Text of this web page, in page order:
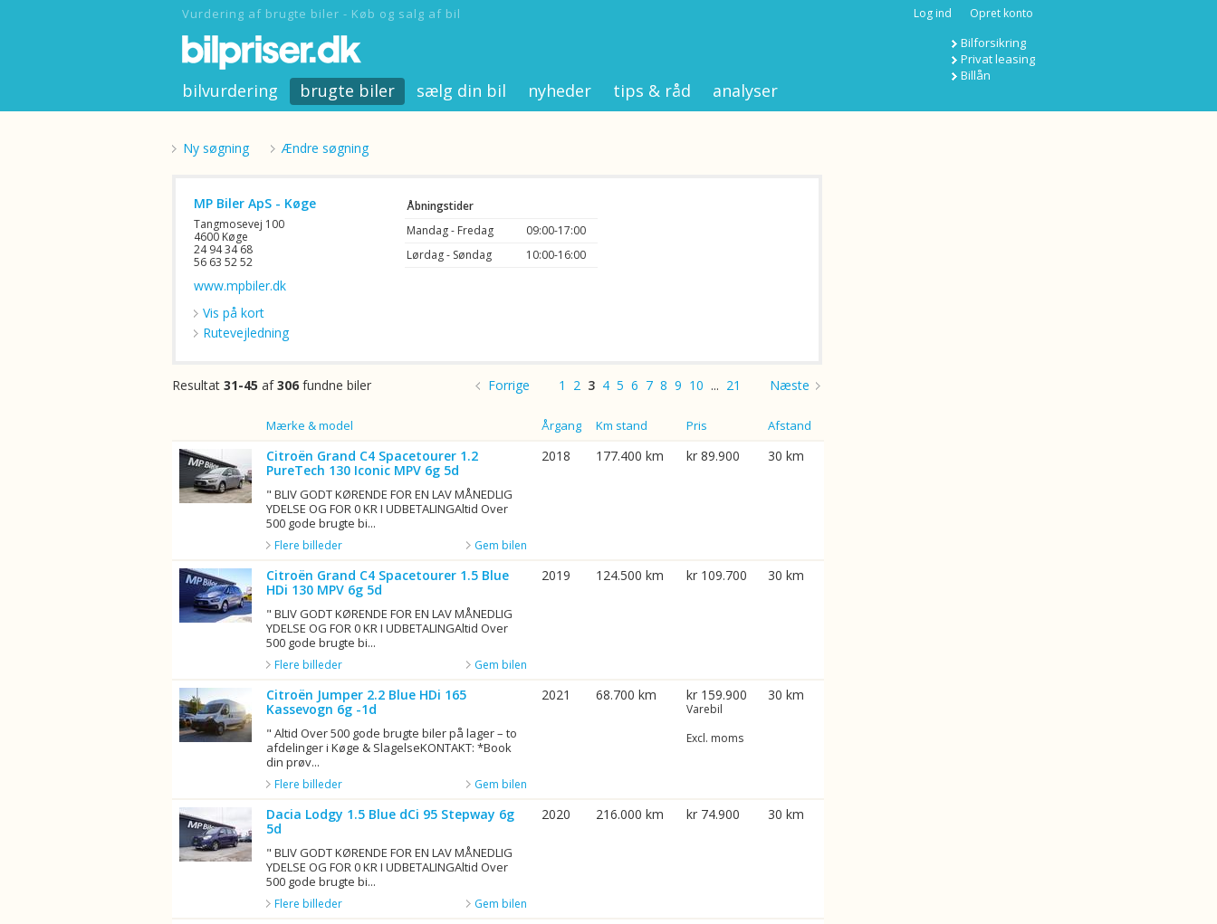
Vurdering af brugte biler - Køb og salg af bil Log ind Opret konto
Bilforsikring
Privat leasing
Billån
bilvurdering brugte biler sælg din bil nyheder tips & råd analyser
Ny søgning Ændre søgning
MP Biler ApS - Køge
Tangmosevej 100
4600 Køge
24 94 34 68
56 63 52 52
www.mpbiler.dk
Vis på kort
Rutevejledning
Åbningstider
Mandag - Fredag
09:00-17:00
Lørdag - Søndag
10:00-16:00
Forrige 1 2 3 4 5 6 7 8 9 10 ... 21 Næste
Resultat 31-45 af306 fundne biler
Mærke & model Årgang Km stand Pris Afstand
Citroën Grand C4 Spacetourer 1.2
PureTech 130 Iconic MPV 6g 5d
" BLIV GODT KØRENDE FOR EN LAV MÅNEDLIG
YDELSE OG FOR 0 KR I UDBETALINGAltid Over
500 gode brugte bi...
Gem bilen
Flere billeder
2018 177.400 km kr 89.900 30 km
Citroën Grand C4 Spacetourer 1.5 Blue
HDi 130 MPV 6g 5d
" BLIV GODT KØRENDE FOR EN LAV MÅNEDLIG
YDELSE OG FOR 0 KR I UDBETALINGAltid Over
500 gode brugte bi...
Gem bilen
Flere billeder
2019 124.500 km kr 109.700 30 km
Citroën Jumper 2.2 Blue HDi 165
Kassevogn 6g -1d
" Altid Over 500 gode brugte biler på lager – to
afdelinger i Køge & SlagelseKONTAKT: *Book
din prøv...
Gem bilen
Flere billeder
2021 68.700 km kr 159.900
Varebil
Excl. moms
30 km
Dacia Lodgy 1.5 Blue dCi 95 Stepway 6g
5d
" BLIV GODT KØRENDE FOR EN LAV MÅNEDLIG
YDELSE OG FOR 0 KR I UDBETALINGAltid Over
500 gode brugte bi...
Gem bilen
Flere billeder
2020 216.000 km kr 74.900 30 km